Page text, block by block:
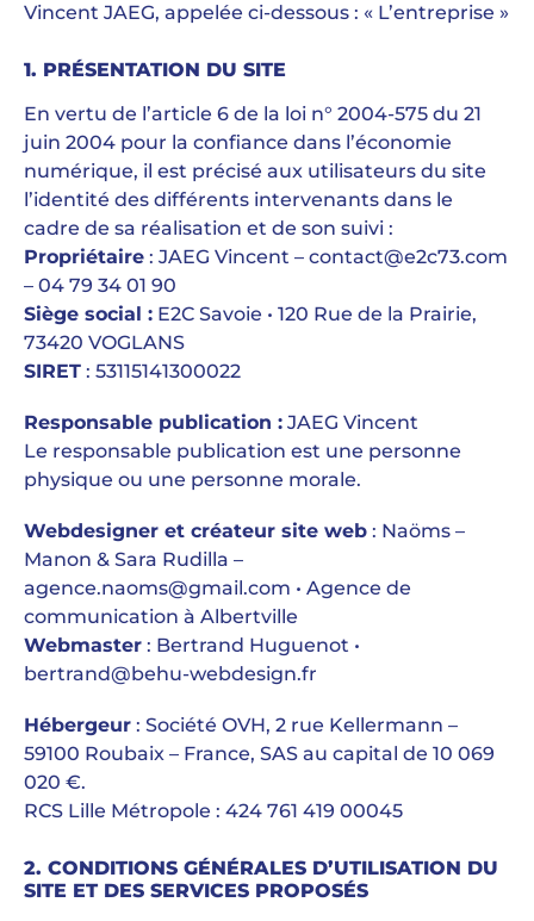
Vincent JAEG, appelée ci-dessous : « L’entreprise »
1. PRÉSENTATION DU SITE
En vertu de l’article 6 de la loi n° 2004-575 du 21
juin 2004 pour la confiance dans l’économie
numérique, il est précisé aux utilisateurs du site
l’identité des différents intervenants dans le
cadre de sa réalisation et de son suivi :
Propriétaire : JAEG Vincent – contact@e2c73.com
– 04 79 34 01 90
Siège social : E2C Savoie • 120 Rue de la Prairie,
73420 VOGLANS
SIRET : 53115141300022
Responsable publication : JAEG Vincent
Le responsable publication est une personne
physique ou une personne morale.
Webdesigner et créateur site web : Naöms –
Manon & Sara Rudilla –
agence.naoms@gmail.com • Agence de
communication à Albertville
Webmaster : Bertrand Huguenot •
bertrand@behu-webdesign.fr
Hébergeur : Société OVH, 2 rue Kellermann –
59100 Roubaix – France, SAS au capital de 10 069
020 €.
RCS Lille Métropole : 424 761 419 00045
2. CONDITIONS GÉNÉRALES D’UTILISATION DU
SITE ET DES SERVICES PROPOSÉS